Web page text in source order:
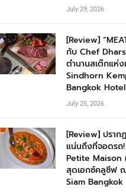
July 29, 2026
[Review]
กับ Chef
ตำนานสเต๊กแห่
Sindhorn
Bangkok Hotel
July 25, 2026
[Review] ปราก
แน่นถึงที่จอดรถ!
Petite Maison
สุดเอกซ์คลูซีฟ
Siam Bangkok